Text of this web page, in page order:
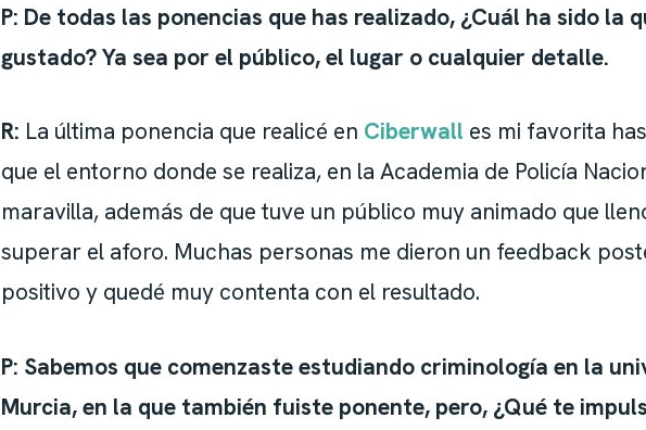
P: De todas las ponencias que has realizado, ¿Cuál ha sido la
gustado? Ya sea por el público, el lugar o cualquier detalle.
R: La última ponencia que realicé en Ciberwall es mi favorita
que el entorno donde se realiza, en la Academia de Policía
maravilla, además de que tuve un público muy animado que
superar el aforo. Muchas personas me dieron un feedback
positivo y quedé muy contenta con el resultado.
P: Sabemos que comenzaste estudiando criminología en la
Murcia, en la que también fuiste ponente, pero, ¿Qué te